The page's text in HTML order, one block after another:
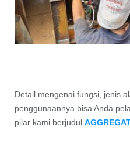
Detail mengenai fungsi, jenis
penggunaannya bisa Anda
pilar kami berjudul